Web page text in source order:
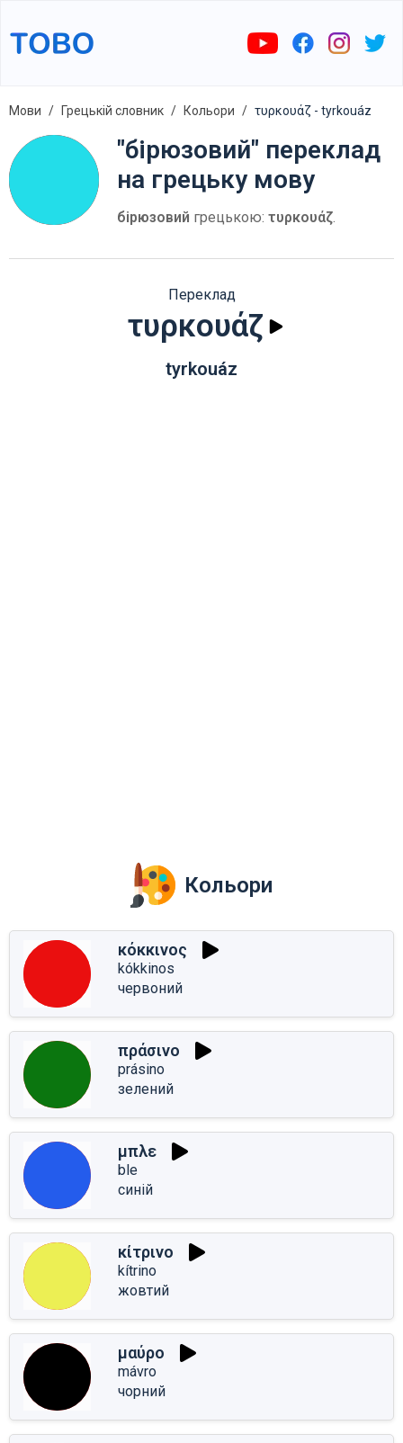
Мови Грецькій словник Кольори τυρκουάζ - tyrkouáz
"бірюзовий" переклад
на грецьку мову
бірюзовий грецькою: τυρκουάζ.
Переклад
τυρκουάζ
tyrkouáz
Кольори
κόκκινος
kókkinos
червоний
πράσινο
prásino
зелений
μπλε
ble
синій
κίτρινο
kítrino
жовтий
μαύρο
mávro
чорний